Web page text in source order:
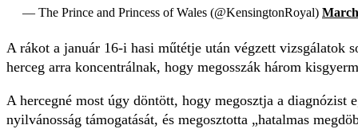
— The Prince and Princess of Wales (@KensingtonRoyal)
A rákot a január 16-i hasi műtétje után végzett vizsgálatok
herceg arra koncentrálnak, hogy megosszák három
A hercegné most úgy döntött, hogy megosztja a diagnózist
nyilvánosság támogatását, és megosztotta „hatalmas